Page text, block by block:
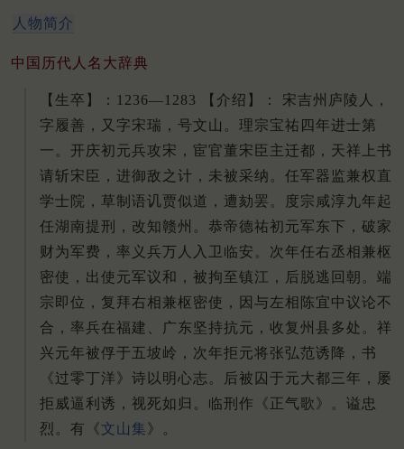
人物简介
中国历代人名大辞典
【生卒】：1236—1283 【介绍】： 宋吉州庐陵人，
字履善，又字宋瑞，号文山。理宗宝祐四年进士第
一。开庆初元兵攻宋，宦官董宋臣主迁都，天祥上书
请斩宋臣，进御敌之计，未被采纳。任军器监兼权直
学士院，草制语讥贾似道，遭劾罢。度宗咸淳九年起
任湖南提刑，改知赣州。恭帝德祐初元军东下，破家
财为军费，率义兵万人入卫临安。次年任右丞相兼枢
密使，出使元军议和，被拘至镇江，后脱逃回朝。端
宗即位，复拜右相兼枢密使，因与左相陈宜中议论不
合，率兵在福建、广东坚持抗元，收复州县多处。祥
兴元年被俘于五坡岭，次年拒元将张弘范诱降，书
《过零丁洋》诗以明心志。后被囚于元大都三年，屡
拒威逼利诱，视死如归。临刑作《正气歌》。谥忠
烈。有《文山集》。